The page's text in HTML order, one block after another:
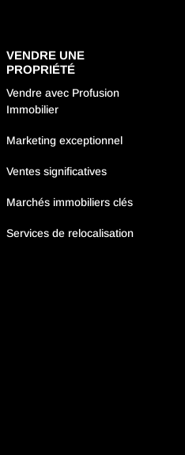
VENDRE UNE
PROPRIÉTÉ
Vendre avec Profusion
Immobilier
Marketing exceptionnel
Ventes significatives
Marchés immobiliers clés
Services de relocalisation